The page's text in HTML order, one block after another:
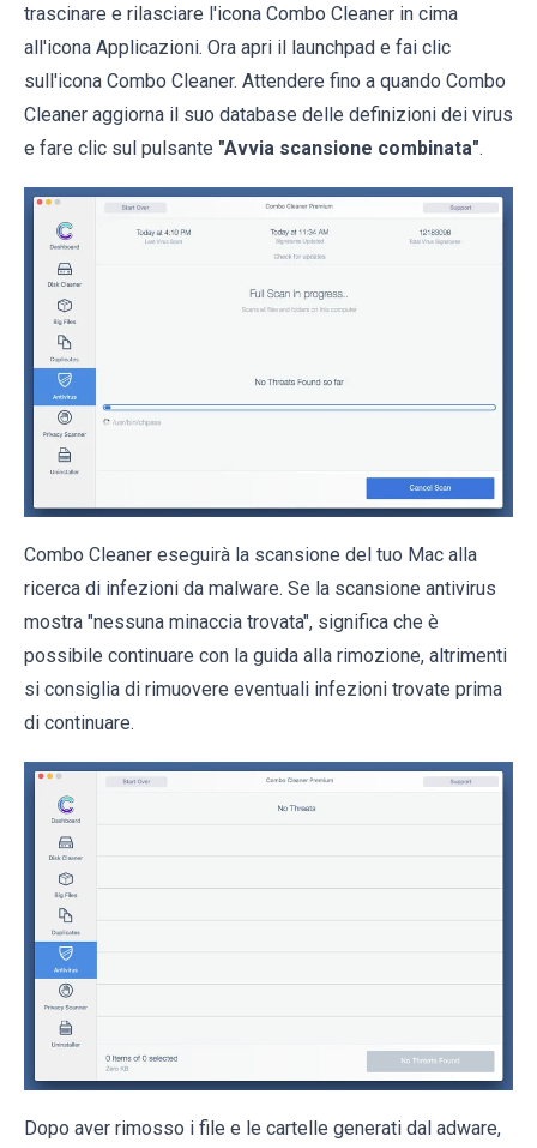
trascinare e rilasciare l'icona Combo Cleaner in cima
all'icona Applicazioni. Ora apri il launchpad e fai clic
sull'icona Combo Cleaner. Attendere fino a quando Combo
Cleaner aggiorna il suo database delle definizioni dei virus
e fare clic sul pulsante "Avvia scansione combinata".
Combo Cleaner eseguirà la scansione del tuo Mac alla
ricerca di infezioni da malware. Se la scansione antivirus
mostra "nessuna minaccia trovata", significa che è
possibile continuare con la guida alla rimozione, altrimenti
si consiglia di rimuovere eventuali infezioni trovate prima
di continuare.
Dopo aver rimosso i file e le cartelle generati dal adware,